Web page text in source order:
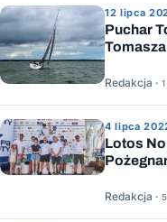
12 lipca
Puchar
Redakcja ·
4 lipca
Lotos
Redakcja ·